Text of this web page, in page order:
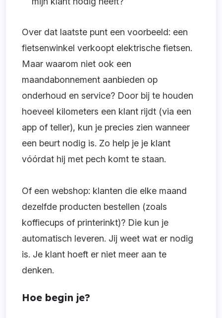
Over dat laatste punt een voorbeeld: een
fietsenwinkel verkoopt elektrische fietsen.
Maar waarom niet ook een
maandabonnement aanbieden op
onderhoud en service? Door bij te houden
hoeveel kilometers een klant rijdt (via een
app of teller), kun je precies zien wanneer
een beurt nodig is. Zo help je je klant
vóórdat hij met pech komt te staan.
Of een webshop: klanten die elke maand
dezelfde producten bestellen (zoals
koffiecups of printerinkt)? Die kun je
automatisch leveren. Jij weet wat er nodig
is. Je klant hoeft er niet meer aan te
denken.
Hoe begin je?